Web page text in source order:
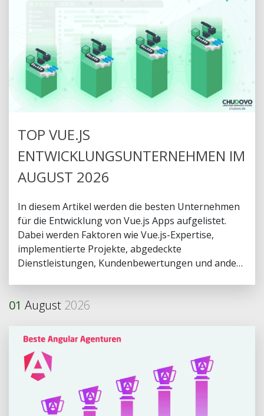
TOP VUE.JS
ENTWICKLUNGSUNTERNEHMEN IM
AUGUST 2026
In diesem Artikel werden die besten Unternehmen
für die Entwicklung von Vue.js Apps aufgelistet.
Dabei werden Faktoren wie Vue.js-Expertise,
implementierte Projekte, abgedeckte
Dienstleistungen, Kundenbewertungen und andere
01 August 2026